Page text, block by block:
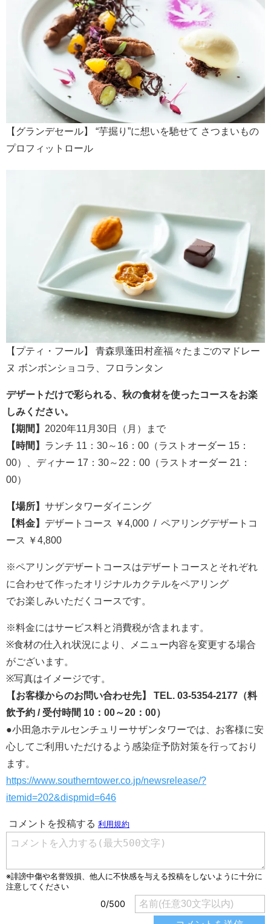
【グランデセール】 “芋掘り”に想いを馳せて さつまいもの
プロフィットロール
【プティ・フール】 青森県蓬田村産福々たまごのマドレー
ヌ ボンボンショコラ、フロランタン
デザートだけで彩られる、秋の食材を使ったコースをお楽
しみください。
【期間】 2020年11月30日（月）まで
【時間】 ランチ 11：30～16：00（ラストオーダー 15：
00）、ディナー 17：30～22：00（ラストオーダー 21：
00）
【場所】 サザンタワーダイニング
【料金】 デザートコース ￥4,000​​​ / ペアリングデザートコ
ース ￥4,800​​​
※ペアリングデザートコースはデザートコースとそれぞれ
に合わせて作ったオリジナルカクテルをペアリング
でお楽しみいただくコースです。
※料金にはサービス料と消費税が含まれます。
※食材の仕入れ状況により、メニュー内容を変更する場合
がございます。
※写真はイメージです。
【お客様からのお問い合わせ先】 TEL. 03-5354-2177（料
飲予約 / 受付時間 10：00～20：00）
●小田急ホテルセンチュリーサザンタワーでは、お客様に安
心してご利用いただけるよう感染症予防対策を行っており
ます。
https://www.southerntower.co.jp/newsrelease/?
itemid=202&dispmid=646